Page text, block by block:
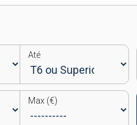
Até
Max (€)